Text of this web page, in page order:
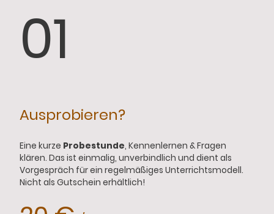
01
Ausprobieren?
Eine kurze Probestunde, Kennenlernen & Fragen
klären. Das ist einmalig, unverbindlich und dient als
Vorgespräch für ein regelmäßiges Unterrichtsmodell.
Nicht als Gutschein erhältlich!